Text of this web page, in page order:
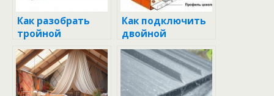
Как разобрать
тройной
выключатель с
розеткой:
пошаговое
руководство
Как подключить
двойной
выключатель к
двум лампочкам:
пошаговое
руководство